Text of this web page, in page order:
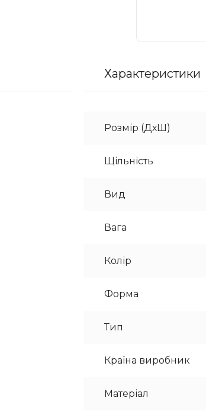
Характеристики
Розмір (ДхШ)
Щільність
Вид
Вага
Колір
Форма
Тип
Країна виробник
Матеріал